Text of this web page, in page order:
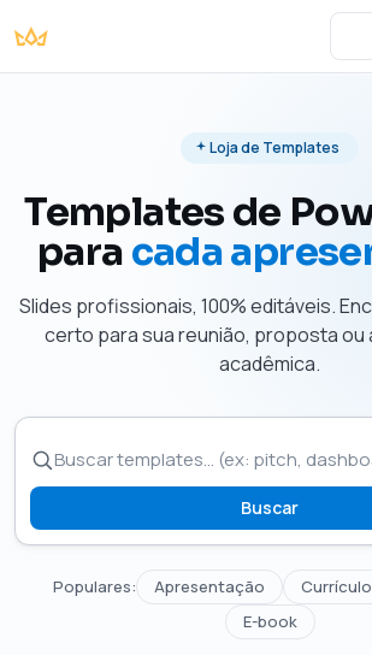
Loja de Templates
Templates de
para cada
Slides profissionais, 100% editáveis.
certo para sua reunião, proposta
acadêmica.
Buscar
Populares: Apresentação Currículo
E-book